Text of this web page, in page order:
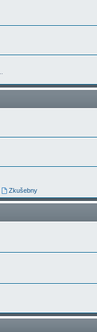
Zkušebny